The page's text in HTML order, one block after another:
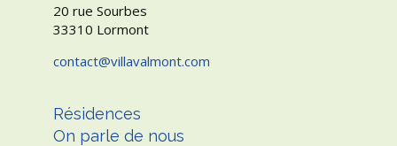
20 rue Sourbes
33310 Lormont
contact
villavalmont.com
Résidences
On parle de nous